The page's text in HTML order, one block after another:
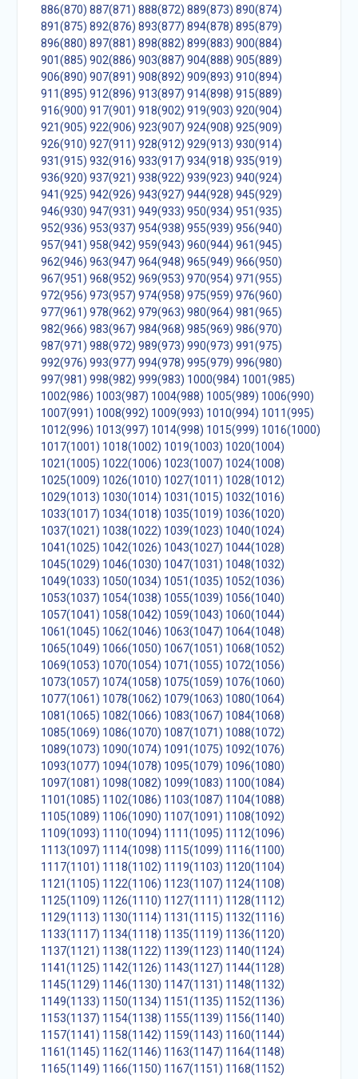
886(870) 887(871) 888(872) 889(873) 890(874)
891(875) 892(876) 893(877) 894(878) 895(879)
896(880) 897(881) 898(882) 899(883) 900(884)
901(885) 902(886) 903(887) 904(888) 905(889)
906(890) 907(891) 908(892) 909(893) 910(894)
911(895) 912(896) 913(897) 914(898) 915(889)
916(900) 917(901) 918(902) 919(903) 920(904)
921(905) 922(906) 923(907) 924(908) 925(909)
926(910) 927(911) 928(912) 929(913) 930(914)
931(915) 932(916) 933(917) 934(918) 935(919)
936(920) 937(921) 938(922) 939(923) 940(924)
941(925) 942(926) 943(927) 944(928) 945(929)
946(930) 947(931) 949(933) 950(934) 951(935)
952(936) 953(937) 954(938) 955(939) 956(940)
957(941) 958(942) 959(943) 960(944) 961(945)
962(946) 963(947) 964(948) 965(949) 966(950)
967(951) 968(952) 969(953) 970(954) 971(955)
972(956) 973(957) 974(958) 975(959) 976(960)
977(961) 978(962) 979(963) 980(964) 981(965)
982(966) 983(967) 984(968) 985(969) 986(970)
987(971) 988(972) 989(973) 990(973) 991(975)
992(976) 993(977) 994(978) 995(979) 996(980)
997(981) 998(982) 999(983) 1000(984) 1001(985)
1002(986) 1003(987) 1004(988) 1005(989) 1006(990)
1007(991) 1008(992) 1009(993) 1010(994) 1011(995)
1012(996) 1013(997) 1014(998) 1015(999) 1016(1000)
1017(1001) 1018(1002) 1019(1003) 1020(1004)
1021(1005) 1022(1006) 1023(1007) 1024(1008)
1025(1009) 1026(1010) 1027(1011) 1028(1012)
1029(1013) 1030(1014) 1031(1015) 1032(1016)
1033(1017) 1034(1018) 1035(1019) 1036(1020)
1037(1021) 1038(1022) 1039(1023) 1040(1024)
1041(1025) 1042(1026) 1043(1027) 1044(1028)
1045(1029) 1046(1030) 1047(1031) 1048(1032)
1049(1033) 1050(1034) 1051(1035) 1052(1036)
1053(1037) 1054(1038) 1055(1039) 1056(1040)
1057(1041) 1058(1042) 1059(1043) 1060(1044)
1061(1045) 1062(1046) 1063(1047) 1064(1048)
1065(1049) 1066(1050) 1067(1051) 1068(1052)
1069(1053) 1070(1054) 1071(1055) 1072(1056)
1073(1057) 1074(1058) 1075(1059) 1076(1060)
1077(1061) 1078(1062) 1079(1063) 1080(1064)
1081(1065) 1082(1066) 1083(1067) 1084(1068)
1085(1069) 1086(1070) 1087(1071) 1088(1072)
1089(1073) 1090(1074) 1091(1075) 1092(1076)
1093(1077) 1094(1078) 1095(1079) 1096(1080)
1097(1081) 1098(1082) 1099(1083) 1100(1084)
1101(1085) 1102(1086) 1103(1087) 1104(1088)
1105(1089) 1106(1090) 1107(1091) 1108(1092)
1109(1093) 1110(1094) 1111(1095) 1112(1096)
1113(1097) 1114(1098) 1115(1099) 1116(1100)
1117(1101) 1118(1102) 1119(1103) 1120(1104)
1121(1105) 1122(1106) 1123(1107) 1124(1108)
1125(1109) 1126(1110) 1127(1111) 1128(1112)
1129(1113) 1130(1114) 1131(1115) 1132(1116)
1133(1117) 1134(1118) 1135(1119) 1136(1120)
1137(1121) 1138(1122) 1139(1123) 1140(1124)
1141(1125) 1142(1126) 1143(1127) 1144(1128)
1145(1129) 1146(1130) 1147(1131) 1148(1132)
1149(1133) 1150(1134) 1151(1135) 1152(1136)
1153(1137) 1154(1138) 1155(1139) 1156(1140)
1157(1141) 1158(1142) 1159(1143) 1160(1144)
1161(1145) 1162(1146) 1163(1147) 1164(1148)
1165(1149) 1166(1150) 1167(1151) 1168(1152)